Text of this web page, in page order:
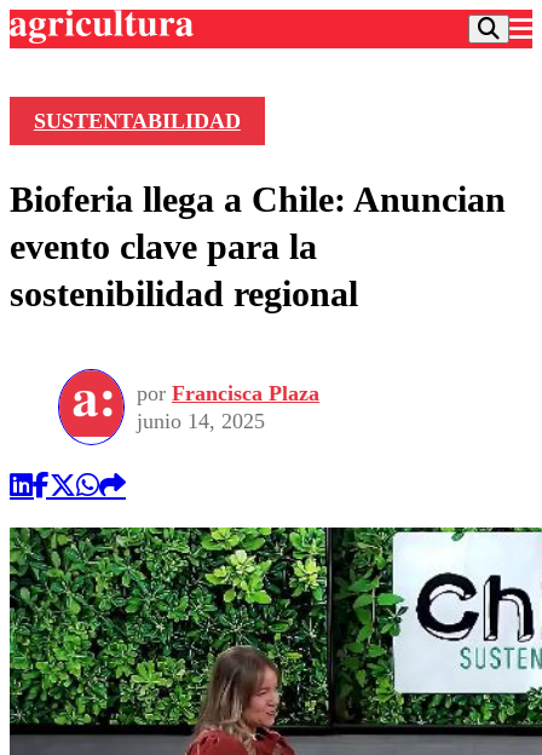
Frecuencias
Agricultura TV
Deportes
Colo Colo
Seleccion Chilena
Torneo Internacional
Universidad de Chile
Entretención
Economía
Internacional
Sustentabilidad
Publicaciones en medios
Opinión
SUSTENTABILIDAD
Bioferia llega a Chile: Anuncian
evento clave para la
sostenibilidad regional
por Francisca Plaza
junio 14, 2025